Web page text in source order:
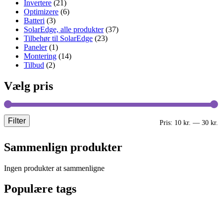
Invertere (21)
Optimizere (6)
Batteri (3)
SolarEdge, alle produkter (37)
Tilbehør til SolarEdge (23)
Paneler (1)
Montering (14)
Tilbud (2)
Vælg pris
Filter Pris: 10 kr. — 30 kr.
Sammenlign produkter
Ingen produkter at sammenligne
Populære tags